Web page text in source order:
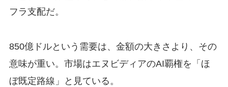
フラ支配だ。
850億ドルという需要は、金額の大きさより、その
意味が重い。市場はエヌビディアのAI覇権を「ほ
ぼ既定路線」と見ている。